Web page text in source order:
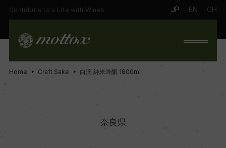
Contribute to a Life with Wines. JP EN CH
Home Craft Sake 白滴 純米吟醸 1800ml
奈良県